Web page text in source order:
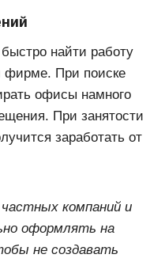
найти работу
фирме. При поиске
офисы намного
При занятости
заработать от
компаний и
оформлять на
не создавать